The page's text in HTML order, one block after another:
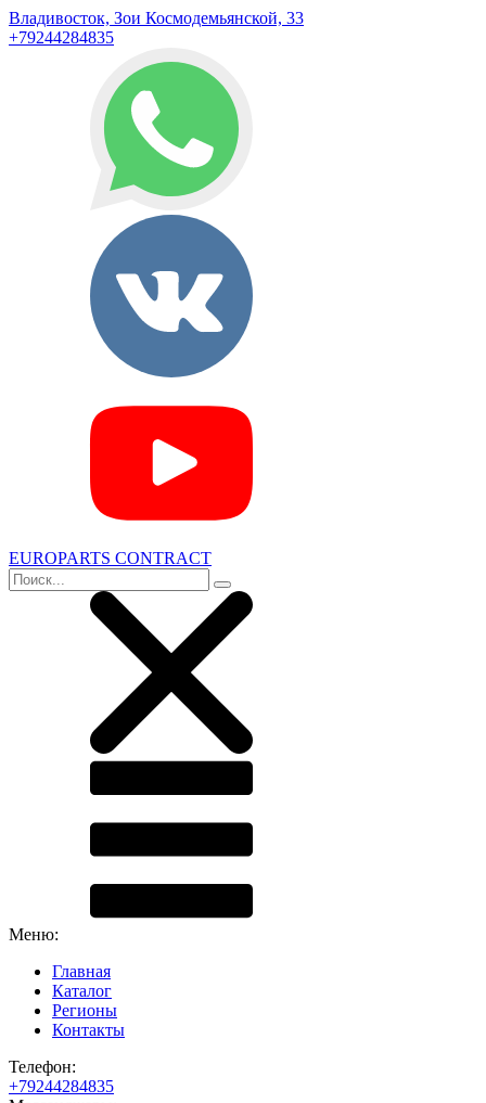
Владивосток, Зои Космодемьянской, 33
+79244284835
EUROPARTS CONTRACT
Меню:
Главная
Каталог
Регионы
Контакты
Телефон:
+79244284835